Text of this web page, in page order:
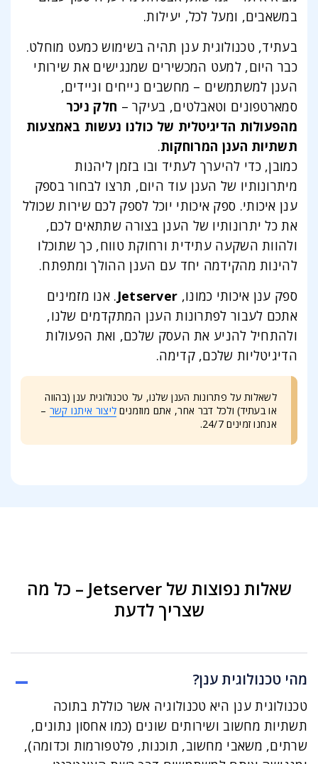
במשאבים, ומעל לכל, יעילות.
בעתיד, טכנולוגית ענן תהיה בשימוש כמעט מוחלט.
כבר היום, למעט המכשירים שמנגישים את שירותי
הענן למשתמשים – מחשבים נייחים וניידים,
סמארטפונים וטאבלטים, בעיקר – חלק ניכר
מהפעולות הדיגיטלית של כולנו נעשות באמצעות
תשתיות הענן המרוחקות.
כמובן, כדי להיערך לעתיד ובו בזמן ליהנות
מיתרונותיו של הענן עוד היום, תרצו לבחור בספק
ענן איכותי. ספק איכותי יוכל לספק לכם שירות שכולל
את כל יתרונותיו של הענן בצורה שתתאים לכם,
ולהוות השקעה עתידית ורחוקת טווח, כך שתוכלו
להינות מהקידמה יחד עם הענן ההולך ומתפתח.
ספק ענן איכותי כמונו, Jetserver. אנו מזמינים
אתכם לעבור לפתרונות הענן המתקדמים שלנו,
ולהתחיל להניע את העסק שלכם, ואת הפעולות
הדיגיטליות שלכם, קדימה.
לשאלות על פתרונות הענן שלנו, על טכנולוגית ענן (בהווה
או בעתיד) ולכל דבר אחר, אתם מוזמנים ליצור איתנו קשר –
אנחנו זמינים 24/7.
שאלות נפוצות של Jetserver – כל מה
שצריך לדעת
מהי טכנולוגית ענן?
טכנולוגית ענן היא טכנולוגיה אשר כוללת בתוכה
תשתיות מחשוב ושירותים שונים (כמו אחסון נתונים,
שרתים, משאבי מחשוב, תוכנות, פלטפורמות וכדומה),